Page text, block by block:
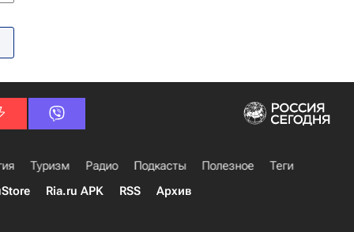
Туризм Радио Подкасты Полезное
Теги
Ria.ru APK RSS Архив